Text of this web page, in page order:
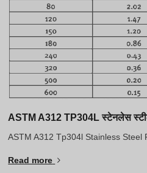
ASTM A312 TP304L स्टेनलेस
ASTM A312 Tp304l Stainless Steel
Read more